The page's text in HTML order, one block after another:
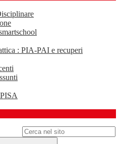
: PIA-PAI e recuperi